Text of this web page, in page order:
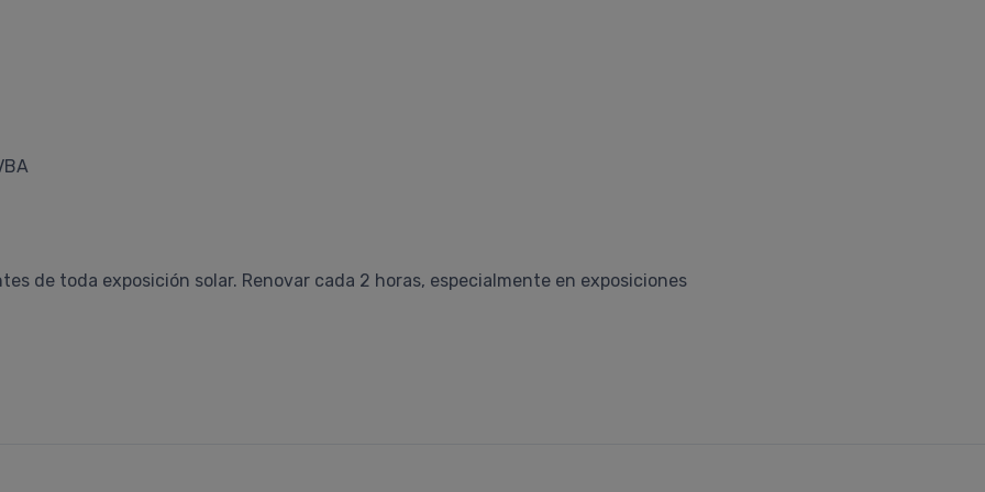
de toda exposición solar. Renovar cada 2 horas, especialmente en exposiciones